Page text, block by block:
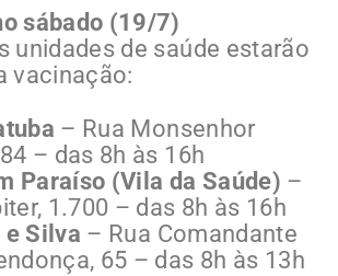
sábado (19/7)
unidades de saúde estarão
vacinação:
– Rua Monsenhor
– das 8h às 16h
Paraíso (Vila da Saúde) –
1.700 – das 8h às 16h
e Silva – Rua Comandante
65 – das 8h às 13h